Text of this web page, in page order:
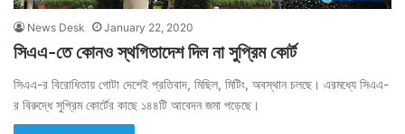
News Desk January 22, 2020
সিএএ-তে কোনও স্থগিতাদেশ দিল না সুপ্রিম কোর্ট
সিএএ-র বিরোধিতায় গোটা দেশেই প্রতিবাদ, মিছিল, মিটিং, অবস্থান চলছে। এরমধ্যে সিএএ-
র বিরুদ্ধে সুপ্রিম কোর্টের কাছে ১৪৪টি আবেদন জমা পড়েছে।